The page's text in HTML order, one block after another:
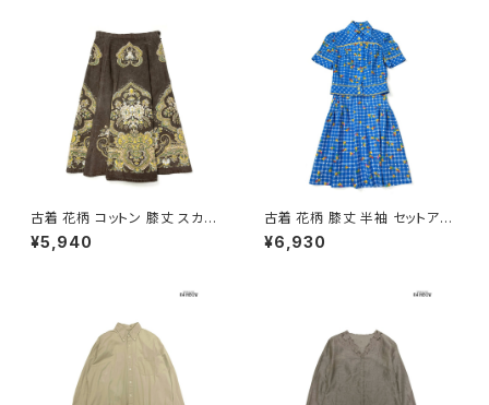
古着 花柄 コットン 膝丈 スカー
ト ダークブラウン (ba260701
3)
¥5,940
古着 花柄 膝丈 半袖 セットアッ
プ 青 (oa2607082)
¥6,930